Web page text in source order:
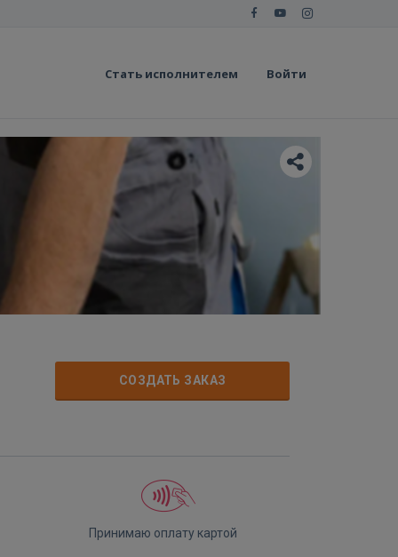
Стать исполнителем Войти
СОЗДАТЬ ЗАКАЗ
Принимаю оплату картой